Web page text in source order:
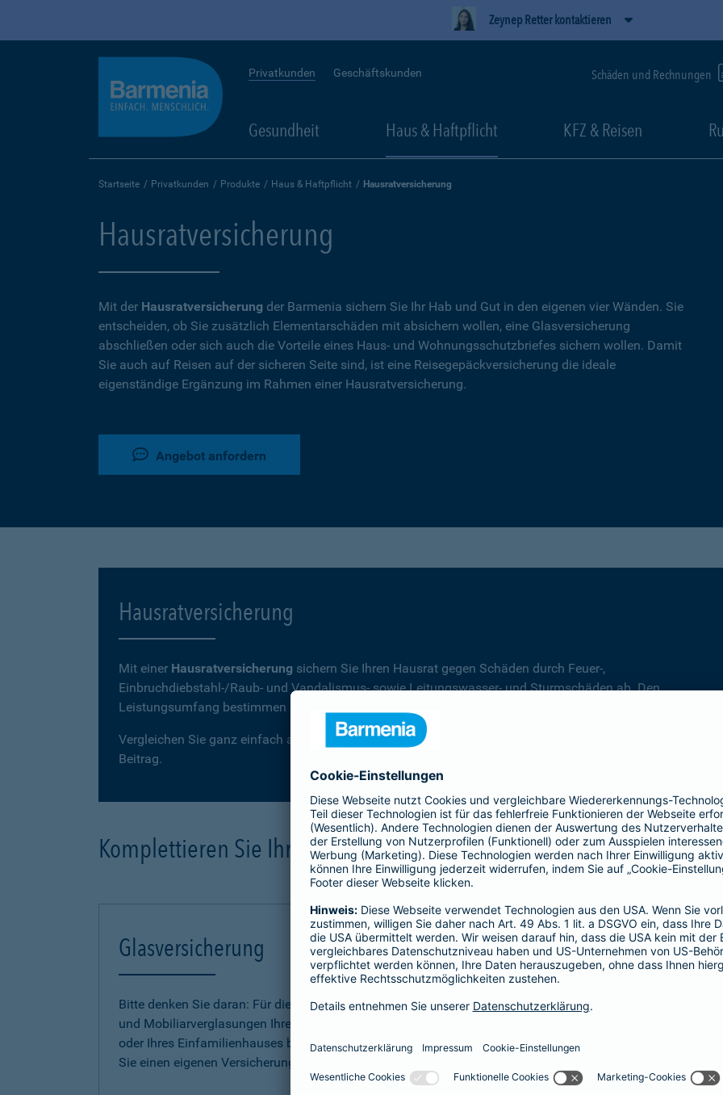
Zeynep Retter kontaktieren
Privatkunden Geschäftskunden Schäden und Rechnungen
Gesundheit Haus & Haftpflicht KFZ & Reisen
Startseite Privatkunden Produkte Haus & Haftpflicht Hausratversicherung
Hausratversicherung
Mit der Hausratversicherung der Barmenia sichern Sie Ihr Hab und Gut in den eigenen vier Wänden. Sie
entscheiden, ob Sie zusätzlich Elementarschäden mit absichern wollen, eine Glasversicherung
abschließen oder sich auch die Vorteile eines Haus- und Wohnungsschutzbriefes sichern wollen. Damit
Sie auch auf Reisen auf der sicheren Seite sind, ist eine Reisegepäckversicherung die ideale
eigenständige Ergänzung im Rahmen einer Hausratversicherung.
Angebot anfordern
Hausratversicherung
Mit einer Hausratversicherung sichern Sie Ihren Hausrat gegen Schäden durch Feuer-,
Einbruchdiebstahl-/Raub- und Vandalismus- sowie Leitungswasser- und Sturmschäden ab. Den
Leistungsumfang bestimmen Sie mit Ihrer Entscheidung für den
Vergleichen Sie ganz einfach auf der folgenden Seite die Leistungen und berechnen Sie Ihren
Beitrag.
Komplettieren Sie Ihre Hausratversicherung
Glasversicherung
Bitte denken Sie daran: Für die Gebäude-
und Mobiliarverglasungen Ihrer Wohnung
oder Ihres Einfamilienhauses benötigen
Sie einen eigenen Versicherungsschutz.
Naturgefahren
Eine Ergänzung zu Ihrer Hausratversicherung, die
Unwetter und extreme Naturereignisse immer
Schäden z. B. durch Überschwemmung, Erdbeben,
ergänzen Sie Ihre Hausratversicherung um eine